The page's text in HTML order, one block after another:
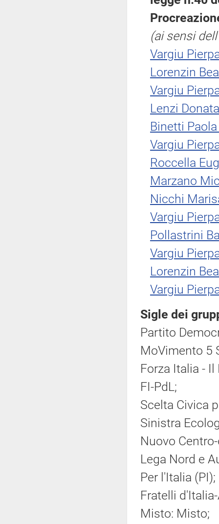
(ai sensi
Vargiu
Lorenzin
Vargiu
Lenzi
Binetti
Vargiu
Roccella
Marzano
Nicchi
Vargiu
Pollastrini
Vargiu
Lorenzin
Vargiu
Sigle dei
Partito
MoVimento 5
Forza Italia -
FI-PdL;
Scelta Civica
Sinistra
Nuovo
Lega Nord e
Per l'Italia (PI);
Fratelli
Misto: Misto;